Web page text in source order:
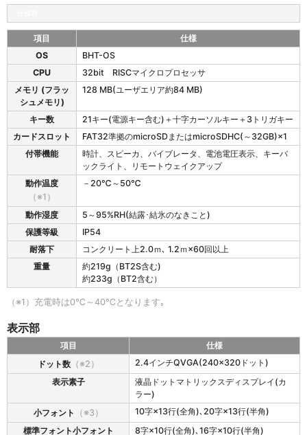
H
3
0
の
項目
仕様
OS
BHT-OS
CPU
32bit RISCマイクロプロセッサ
メモリ (フラッ
シュメモリ)
128 MB(ユーザエリア約84 MB)
キー数
21キー(電源キー含む)＋十字カーソルキー＋3トリガキー
カードスロット
FAT32準拠のmicroSDまたはmicroSDHC(～32GB)×1
付帯機能
時計、スピーカ、バイブレータ、電池電圧表示、キーバ
ックライト、リモートウェイクアップ
動作温度
（※1）
－20℃～50℃
動作湿度
5～95%RH(結露･結氷のなきこと)
保護等級
IP54
耐落下
コンクリート上2.0ｍ､ 1.2ｍ×60回以上
重量
約219g（BT2S含む)
約233g（BT2含む）
（※1）充電時は0℃～40℃となります｡
表示部
H
3
項目
仕様
ドット数（※2）
2.4インチQVGA(240×320ドット)
表示素子
液晶ドットマトリックスディスプレイ(カ
ラー)
小フォント （※3）
10字×13行(全角)､20字×13行(半角)
標準フォント小フォント
8字×10行(全角)､16字×10行(半角)